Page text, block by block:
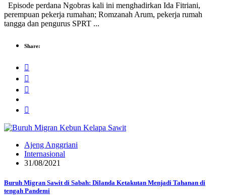
Episode perdana Ngobras kali ini menghadirkan Ida Fitriani,
perempuan pekerja rumahan; Romzanah Arum, pekerja rumah
tangga dan pengurus SPRT ...
Share:
Ajeng Anggriani
Internasional
31/08/2021
Buruh Migran Sawit di Sabah: Dilanda Ketakutan Menjadi Tahanan di
tengah Pandemi